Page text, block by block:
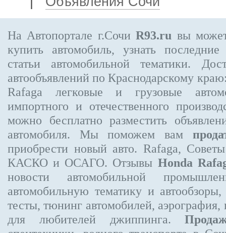
На Автопортале г.СочиR93.ru вы
купить автомобиль, узнать
статьи автомобильной тематики.
автообъявлений по Краснодарскому
Rafaga легковые и грузовые
импортного и отечественного
можно бесплатно разместить
автомобиля. Мы поможем вам
приобрести новый авто. Rafaga,
КАСКО и ОСАГО. Отзывы Honda
новости автомобильной
автомобильную тематику и
тесты, тюнинг автомобилей,
для любителей джиппинга.